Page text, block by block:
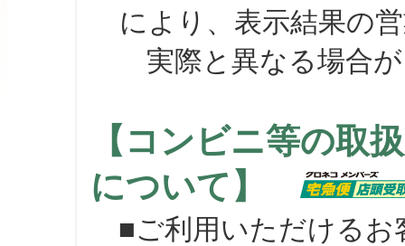
により、表示結果の
実際と異なる場合が
【コンビニ等の取
について】
■ご利用いただけるお